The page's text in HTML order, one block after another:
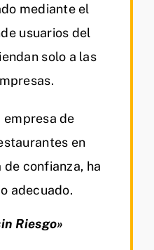
mediante el
usuarios del
solo a las
empresa de
en
de confianza, ha
adecuado.
Riesgo»